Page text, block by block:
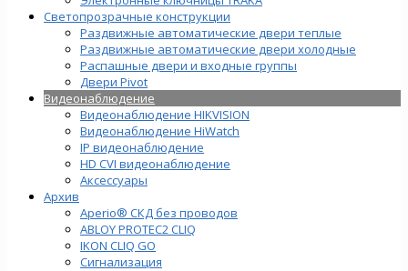
Светопрозрачные конструкции
Раздвижные автоматические двери теплые
Раздвижные автоматические двери холодные
Распашные двери и входные группы
Двери Pivot
Видеонаблюдение
Видеонаблюдение HIKVISION
Видеонаблюдение HiWatch
IP видеонаблюдение
HD CVI видеонаблюдение
Аксессуары
Архив
Aperio® СКД без проводов
ABLOY PROTEC2 CLIQ
IKON CLIQ GO
Сигнализация